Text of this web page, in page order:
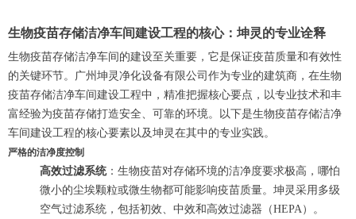
生物疫苗存储洁净车间建设工程的核心：坤灵的专业诠释
生物疫苗存储洁净车间的建设至关重要，它是保证疫苗质量和有效性
的关键环节。广州坤灵净化设备有限公司作为专业的建筑商，在生物
疫苗存储洁净车间建设工程中，精准把握核心要点，以专业技术和丰
富经验为疫苗存储打造安全、可靠的环境。以下是生物疫苗存储洁净
车间建设工程的核心要素以及坤灵在其中的专业实践。
严格的洁净度控制
高效过滤系统：生物疫苗对存储环境的洁净度要求极高，哪怕
微小的尘埃颗粒或微生物都可能影响疫苗质量。坤灵采用多级
空气过滤系统，包括初效、中效和高效过滤器（HEPA）。